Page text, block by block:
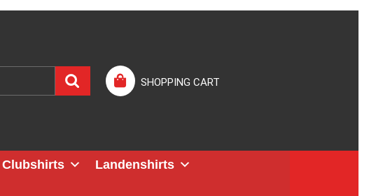
SHOPPING CART
Clubshirts
Landenshirts